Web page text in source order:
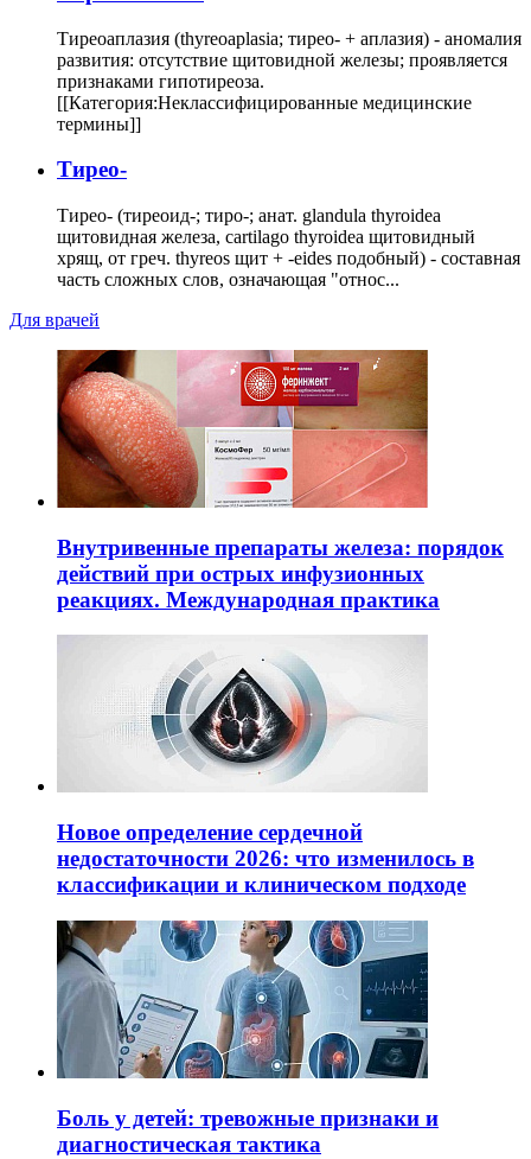
Тиреоаплазия (thyreoaplasia; тирео- + аплазия) - аномалия
развития: отсутствие щитовидной железы; проявляется
признаками гипотиреоза.
[[Категория:Неклассифицированные медицинские
термины]]
Тирео-
Тирео- (тиреоид-; тиро-; анат. glandula thyroidea
щитовидная железа, cartilago thyroidea щитовидный
хрящ, от греч. thyreos щит + -eides подобный) - составная
часть сложных слов, означающая "относ...
Для врачей
Внутривенные препараты железа: порядок
действий при острых инфузионных
реакциях. Международная практика
Новое определение сердечной
недостаточности 2026: что изменилось в
классификации и клиническом подходе
Боль у детей: тревожные признаки и
диагностическая тактика